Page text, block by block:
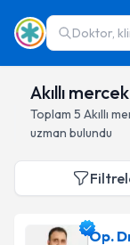
Doktor,
Akıllı
Toplam 5 Akıllı
uzman bulundu
Op.